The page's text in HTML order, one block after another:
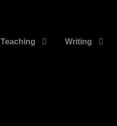
Teaching Writing